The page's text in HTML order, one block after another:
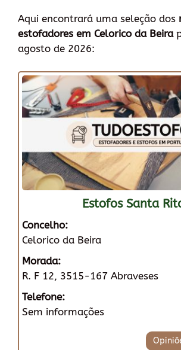
Aqui encontrará uma seleção dos
estofadores em Celorico da Beira
agosto de 2026:
Estofos Santa
Concelho:
Celorico da Beira
Morada:
R. F 12, 3515-167 Abraveses
Telefone:
Sem informações